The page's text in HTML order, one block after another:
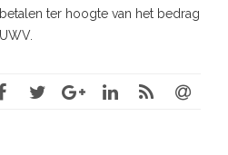
ter hoogte van het bedrag